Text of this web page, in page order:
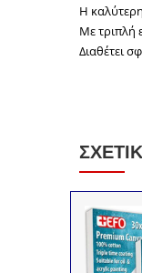
Η
Με τριπλή
Διαθέτει